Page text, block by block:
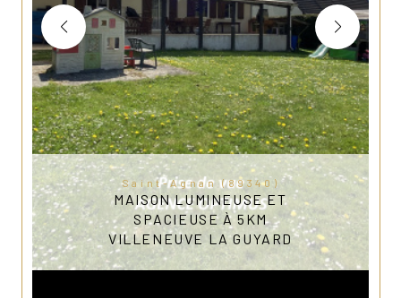
Saint-Agnan (89340)
MAISON LUMINEUSE ET
SPACIEUSE À 5KM
VILLENEUVE LA GUYARD